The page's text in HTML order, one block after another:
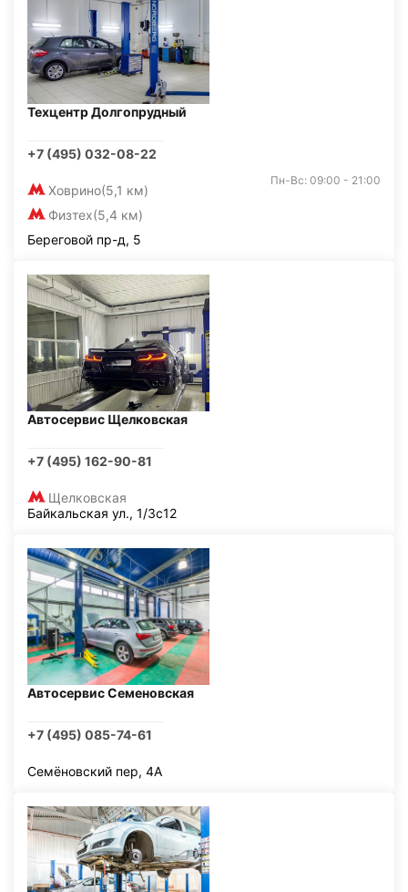
Техцентр Долгопрудный
+7 (495) 032-08-22
Ховрино(5,1 км)
Физтех(5,4 км)
Пн-Вс: 09:00 - 21:00
Береговой пр-д, 5
Автосервис Щелковская
+7 (495) 162-90-81
Щелковская
Байкальская ул., 1/3с12
Автосервис Семеновская
+7 (495) 085-74-61
Семёновский пер, 4А